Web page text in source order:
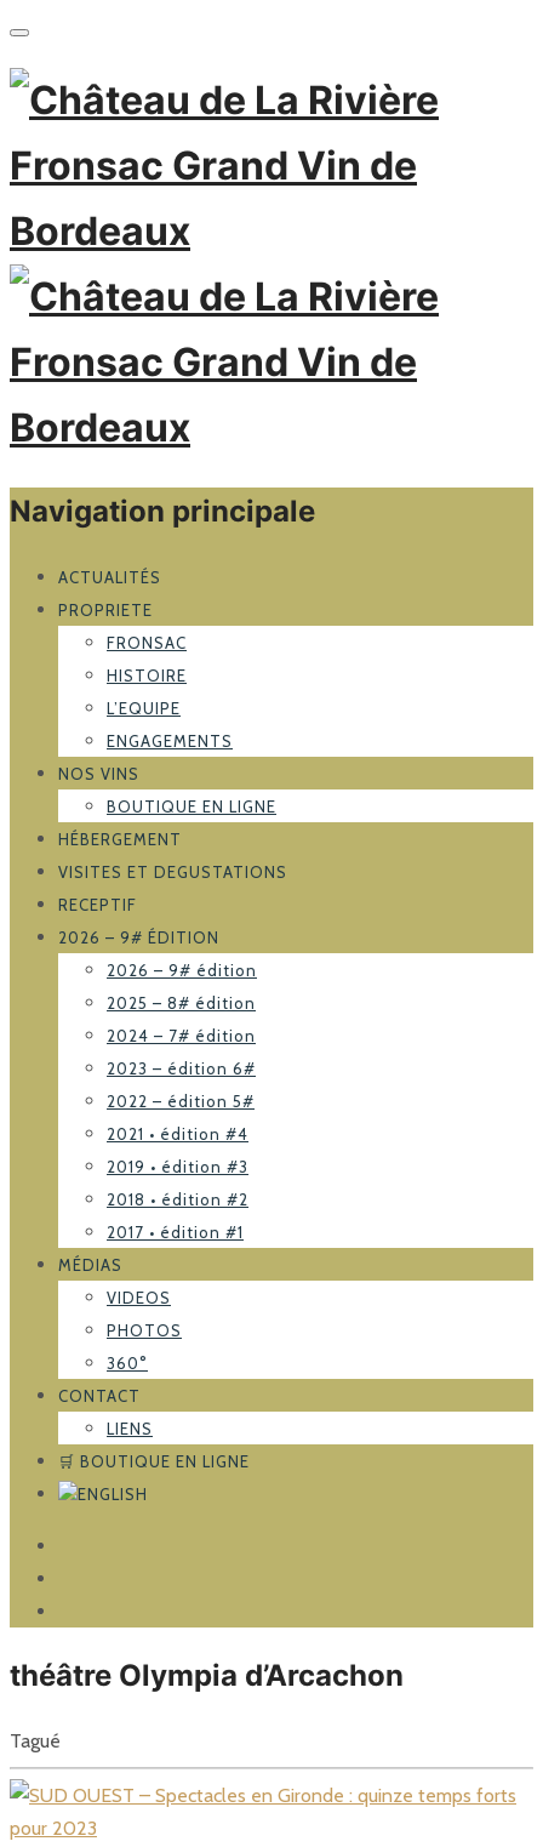
Navigation principale
ACTUALITÉS
PROPRIETE
FRONSAC
HISTOIRE
L’EQUIPE
ENGAGEMENTS
NOS VINS
BOUTIQUE EN LIGNE
HÉBERGEMENT
VISITES ET DEGUSTATIONS
RECEPTIF
2026 – 9# ÉDITION
2026 – 9# édition
2025 – 8# édition
2024 – 7# édition
2023 – édition 6#
2022 – édition 5#
2021 • édition #4
2019 • édition #3
2018 • édition #2
2017 • édition #1
MÉDIAS
VIDEOS
PHOTOS
360°
CONTACT
LIENS
🛒 BOUTIQUE EN LIGNE
théâtre Olympia d’Arcachon
Tagué